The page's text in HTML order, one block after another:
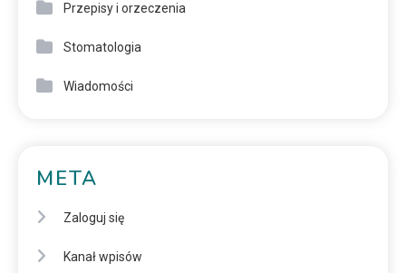
Przepisy i orzeczenia
Stomatologia
Wiadomości
META
Zaloguj się
Kanał wpisów